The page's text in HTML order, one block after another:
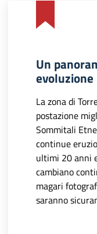
Un
evoluzione
La zona di
postazione
Sommitali
continue
ultimi 20 anni
cambiano
magari
saranno